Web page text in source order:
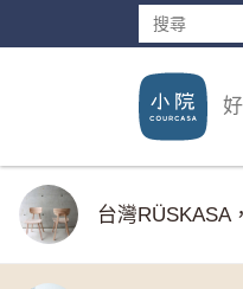
台灣RÜSKASA
台灣RÜSKASA
台灣RÜSKASA